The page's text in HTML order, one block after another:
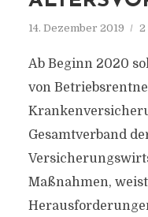
14. Dezember 2019 2
Ab Beginn 2020
von
Gesamtverband
Maßnahmen,